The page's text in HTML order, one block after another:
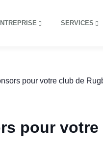
SERVICES
pour votre